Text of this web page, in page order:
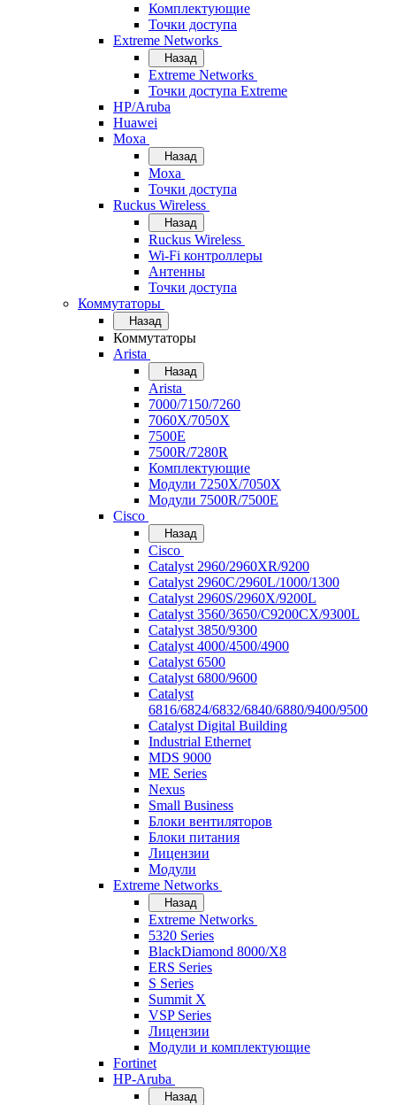
Комплектующие
Точки доступа
Extreme Networks
Назад
Extreme Networks
Точки доступа Extreme
HP/Aruba
Huawei
Moxa
Назад
Moxa
Точки доступа
Ruckus Wireless
Назад
Ruckus Wireless
Wi-Fi контроллеры
Антенны
Точки доступа
Коммутаторы
Назад
Коммутаторы
Arista
Назад
Arista
7000/7150/7260
7060X/7050X
7500E
7500R/7280R
Комплектующие
Модули 7250X/7050X
Модули 7500R/7500E
Cisco
Назад
Cisco
Catalyst 2960/2960XR/9200
Catalyst 2960C/2960L/1000/1300
Catalyst 2960S/2960X/9200L
Catalyst 3560/3650/C9200CX/9300L
Catalyst 3850/9300
Catalyst 4000/4500/4900
Catalyst 6500
Catalyst 6800/9600
Catalyst
6816/6824/6832/6840/6880/9400/9500
Catalyst Digital Building
Industrial Ethernet
MDS 9000
ME Series
Nexus
Small Business
Блоки вентиляторов
Блоки питания
Лицензии
Модули
Extreme Networks
Назад
Extreme Networks
5320 Series
BlackDiamond 8000/X8
ERS Series
S Series
Summit X
VSP Series
Лицензии
Модули и комплектующие
Fortinet
HP-Aruba
Назад